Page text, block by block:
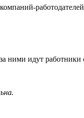
ними идут работники